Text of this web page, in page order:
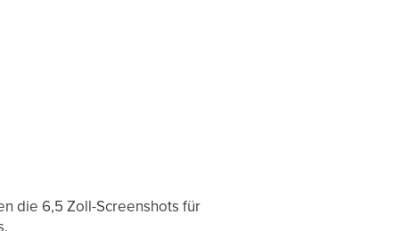
die 6,5 Zoll-Screenshots für